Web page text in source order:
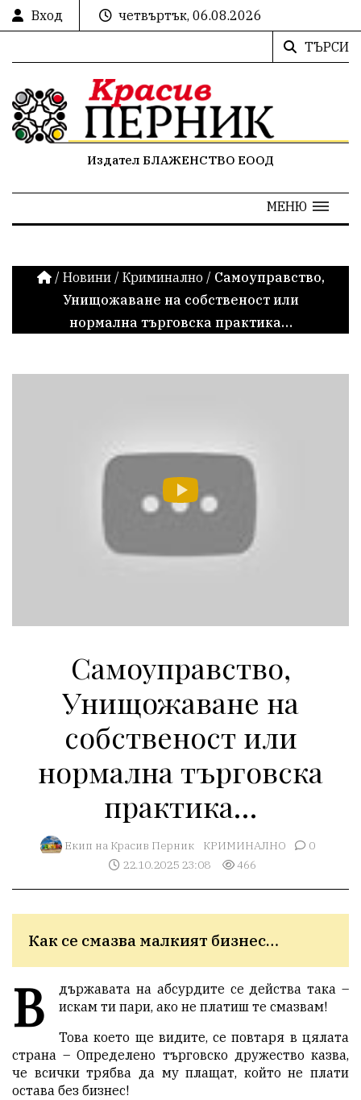
Вход
четвъртък, 06.08.2026
ТЪРСИ
Издател БЛАЖЕНСТВО ЕООД
МЕНЮ
/ Новини / Криминално / Самоуправство,
Унищожаване на собственост или
нормална търговска практика…
Самоуправство,
Унищожаване на
собственост или
нормална търговска
практика…
Екип на Красив Перник КРИМИНАЛНО
0
22.10.2025 23:08
466
Как се смазва малкият бизнес…
В
държавата на абсурдите се действа така –
искам ти пари, ако не платиш те смазвам!
Това което ще видите, се повтаря в цялата
страна – Определено търговско дружество казва,
че всички трябва да му плащат, който не плати
остава без бизнес!